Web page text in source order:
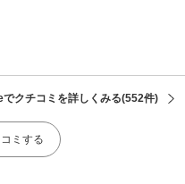
クチコミを詳しくみる(552件)
ミする